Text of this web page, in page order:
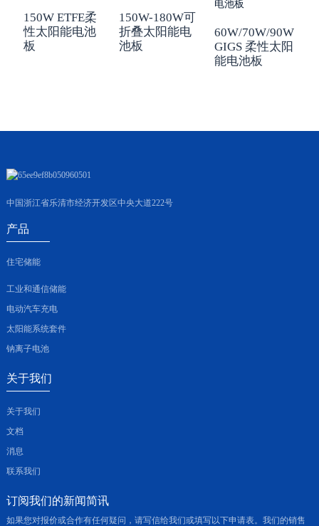
150W ETFE柔
性太阳能电池
板
150W-180W可
折叠太阳能电
池板
60W/70W/90W
GIGS 柔性太阳
能电池板
中国浙江省乐清市经济开发区中央大道222号
产品
住宅储能
工业和通信储能
电动汽车充电
太阳能系统套件
钠离子电池
关于我们
关于我们
文档
消息
联系我们
订阅我们的新闻简讯
如果您对报价或合作有任何疑问，请写信给我们或填写以下申请表。我们的销售